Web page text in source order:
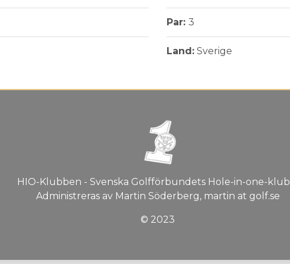
Par: 3
Land: Sverige
HIO-Klubben - Svenska Golfförbundets Hole-in-one-
Administreras av Martin Söderberg, martin at golf.se
© 2023